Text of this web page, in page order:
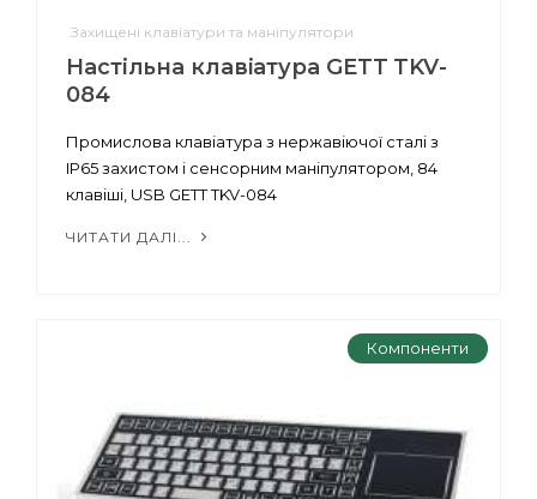
Захищені клавіатури та маніпулятори
Настільна клавіатура GETT TKV-
084
Промислова клавіатура з нержавіючої сталі з
IP65 захистом і сенсорним маніпулятором, 84
клавіші, USB GETT TKV-084
ЧИТАТИ ДАЛІ...
Компоненти